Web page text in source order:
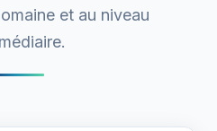
et au niveau